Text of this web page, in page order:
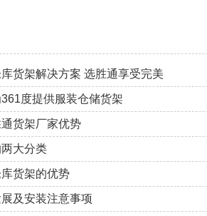
货架解决方案 选胜通享受完美
度提供服装仓储货架
货架厂家优势
大分类
货架的优势
及安装注意事项